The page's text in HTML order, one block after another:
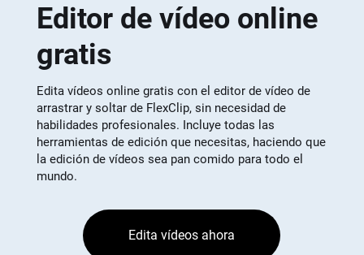
Editor de vídeo online
gratis
Edita vídeos online gratis con el editor de vídeo de
arrastrar y soltar de FlexClip, sin necesidad de
habilidades profesionales. Incluye todas las
herramientas de edición que necesitas, haciendo que
la edición de vídeos sea pan comido para todo el
mundo.
Edita vídeos ahora